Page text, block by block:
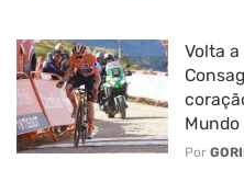
Volta a
Mundo
Por